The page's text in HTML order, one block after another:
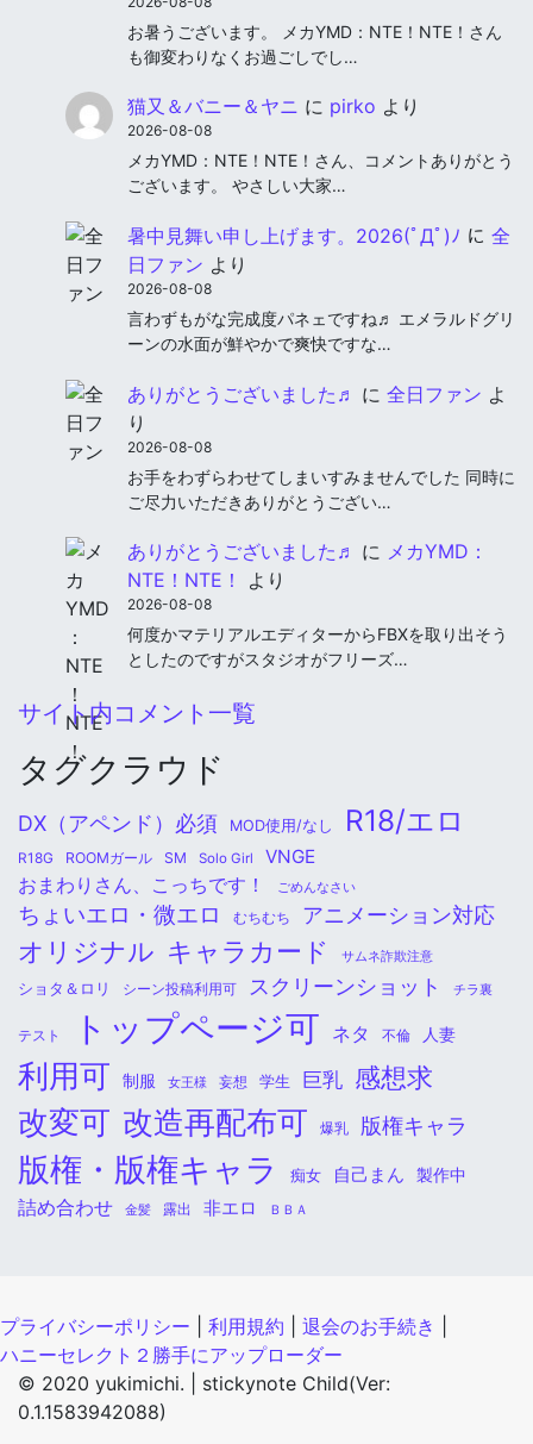
お暑うございます。 メカYMD：NTE！NTE！さん
も御変わりなくお過ごしでし…
猫又＆バニー＆ヤニ に pirko より
2026-08-08
メカYMD：NTE！NTE！さん、コメントありがとう
ございます。 やさしい大家…
暑中見舞い申し上げます。2026(ﾟДﾟ)ﾉ に 全
日ファン より
2026-08-08
言わずもがな完成度パネェですね♬ エメラルドグリ
ーンの水面が鮮やかで爽快ですな…
ありがとうございました♬ に 全日ファン よ
り
2026-08-08
お手をわずらわせてしまいすみませんでした 同時に
ご尽力いただきありがとうござい…
ありがとうございました♬ に メカYMD：
NTE！NTE！
より
2026-08-08
何度かマテリアルエディターからFBXを取り出そう
としたのですがスタジオがフリーズ…
サイト内コメント一覧
タグクラウド
DX（アペンド）必須 MOD使用/なし R18/エロ
R18G ROOMガール SM Solo Girl VNGE
おまわりさん、こっちです！ ごめんなさい
ちょいエロ・微エロ むちむち アニメーション対応
オリジナル キャラカード サムネ詐欺注意
ショタ＆ロリ シーン投稿利用可 スクリーンショット チラ裏
テスト トップページ可 ネタ 不倫 人妻
利用可 制服 女王様 妄想 学生 巨乳 感想求
改変可 改造再配布可 爆乳 版権キャラ
版権・版権キャラ 痴女 自己まん 製作中
詰め合わせ 金髪 露出 非エロ ＢＢＡ
プライバシーポリシー 利用規約 退会のお手続き
ハニーセレクト２勝手にアップローダー
© 2020 yukimichi. | stickynote Child(Ver:
0.1.1583942088)